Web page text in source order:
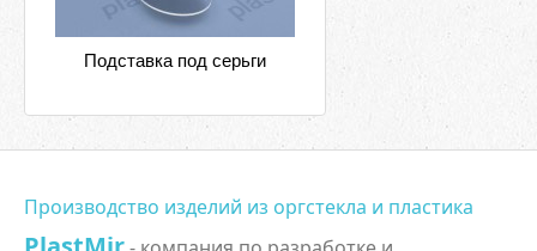
Подставка под серьги
Производство изделий из оргстекла и пластика